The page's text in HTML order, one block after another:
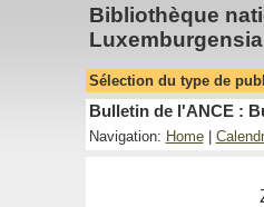
Bibliothèque
Sélection du type de
Bulletin de l'ANCE :
Navigation: Home|